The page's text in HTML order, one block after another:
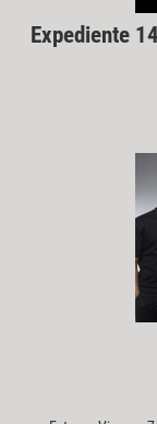
Expediente